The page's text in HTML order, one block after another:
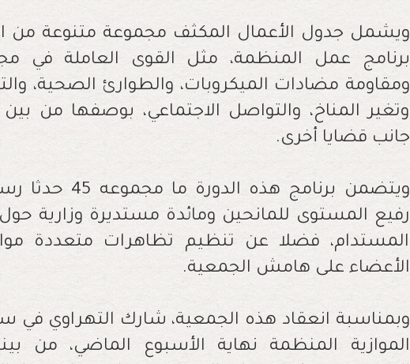
ويشمل جدول الأعمال المكثف مجموعة متنوعة من
برنامج عمل المنظمة، مثل القوى العاملة في
ومقاومة مضادات الميكروبات، والطوارئ الصحية،
وتغير المناخ، والتواصل الاجتماعي، بوصفها من
جانب قضايا أخرى.
ويتضمن برنامج
رفيع المستوى للمانحين ومائدة مستديرة وزارية
المستدام، فضلا عن تنظيم تظاهرات متعددة
الأعضاء على هامش الجمعية.
وبمناسبة انعقاد هذه الجمعية، شارك التهراوي في
الموازية المنظمة نهاية الأسبوع الماضي، من